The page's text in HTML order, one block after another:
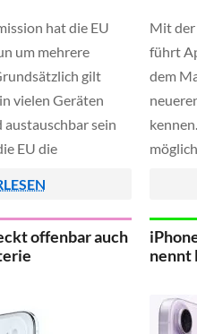
hat die EU
um mehrere
gilt
vielen Geräten
sein
EU die
Für einige
aus
oder Hygiene.
Mit der
führt
dem
offenbar auch
nennt